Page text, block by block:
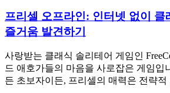
프리셀 오프라인: 인터넷 없이 클
즐거움 발견하기
사랑받는 클래식 솔리테어 게임인
드 애호가들의 마음을 사로잡은 게임입
든 초보자이든, 프리셀의 매력은 전략